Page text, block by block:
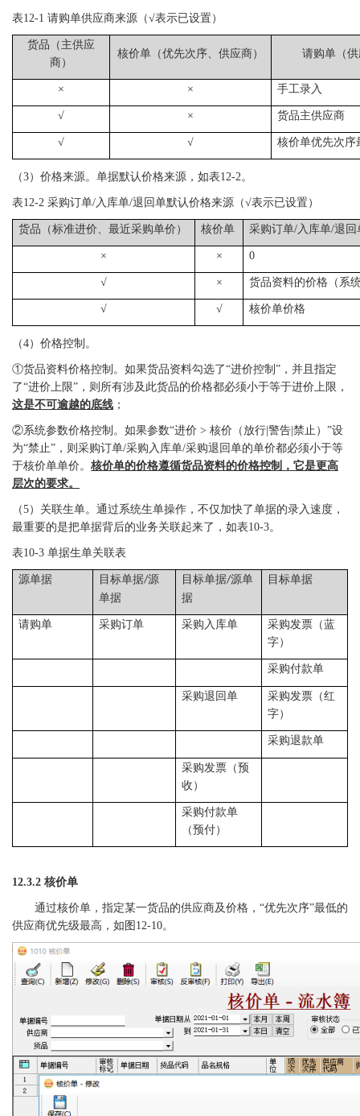
表12-1 请购单供应商来源（√表示已设置）
货品（主供应
商）
核价单（优先次序、供应商） 请购单（
× × 手工录入
√ × 货品主供应商
√ √ 核价单优先次序
（3）价格来源。单据默认价格来源，如表12-2。
表12-2 采购订单/入库单/退回单默认价格来源（√表示已设置）
货品（标准进价、最近采购单价） 核价单 采购订单/入库单/退
× × 0
√ × 货品资料的价格（系
√ √ 核价单价格
（4）价格控制。
①货品资料价格控制。如果货品资料勾选了“进价控制”，并且指定
了“进价上限”，则所有涉及此货品的价格都必须小于等于进价上限，
这是不可逾越的底线 ；
②系统参数价格控制。如果参数“进价 > 核价（放行|警告|禁止）”设
为“禁止”，则采购订单/采购入库单/采购退回单的单价都必须小于等
于核价单单价。 核价单的价格遵循货品资料的价格控制，它是更高
层次的要求。
（5）关联生单。通过系统生单操作，不仅加快了单据的录入速度，
最重要的是把单据背后的业务关联起来了，如表10-3。
表10-3 单据生单关联表
源单据 目标单据/源
单据
目标单据/源单
据
目标单据
请购单 采购订单 采购入库单
采购发票（蓝
字）
采购付款单
采购退回单
采购发票（红
字）
采购退款单
采购发票（预
收）
采购付款单
（预付）
12.3.2 核价单
通过核价单，指定某一货品的供应商及价格， “优先次序”最低的
供应商优先级最高，如图12-10。